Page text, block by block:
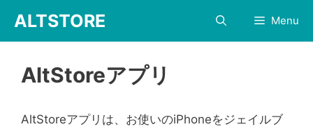
テ
ALTSTORE Menu
AltStoreアプリ
AltStoreアプリは、お使いのiPhoneをジェイルブ